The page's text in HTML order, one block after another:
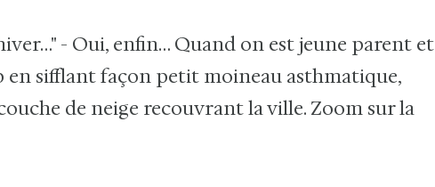
- Oui, enfin… Quand on est jeune parent et
en sifflant façon petit moineau asthmatique,
de neige recouvrant la ville. Zoom sur la